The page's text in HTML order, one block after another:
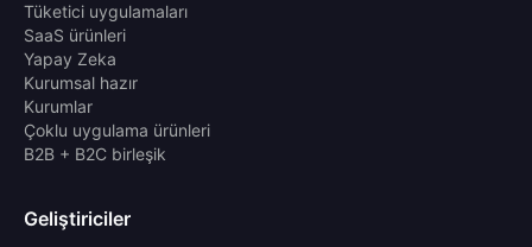
Tüketici uygulamaları
SaaS ürünleri
Yapay Zeka
Kurumsal hazır
Kurumlar
Çoklu uygulama ürünleri
B2B + B2C birleşik
Geliştiriciler